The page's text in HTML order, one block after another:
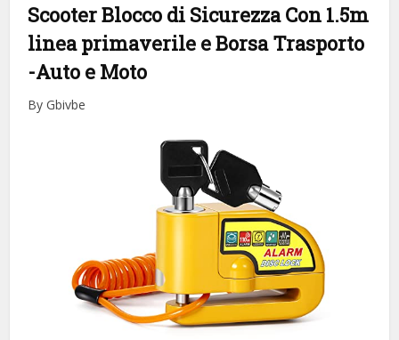
Scooter Blocco di Sicurezza Con 1.5m
linea primaverile e Borsa Trasporto
-Auto e Moto
By Gbivbe